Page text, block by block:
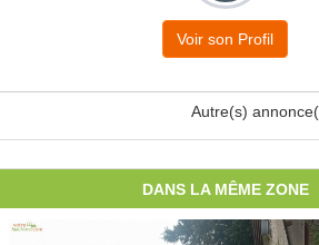
Voir son Profil
Autre(s)
DANS LA MÊME ZONE